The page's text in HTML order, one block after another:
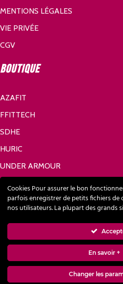
MENTIONS LÉGALES
VIE PRIVÉE
CGV
Boutique
AZAFIT
FFITTECH
SDHE
HURIC
UNDER ARMOUR
Réseaux sociaux
Cookies Pour assurer le bon
parfois enregistrer de petits fichiers de
nos utilisateurs. La plupart des grands
En savoir +
Changer les